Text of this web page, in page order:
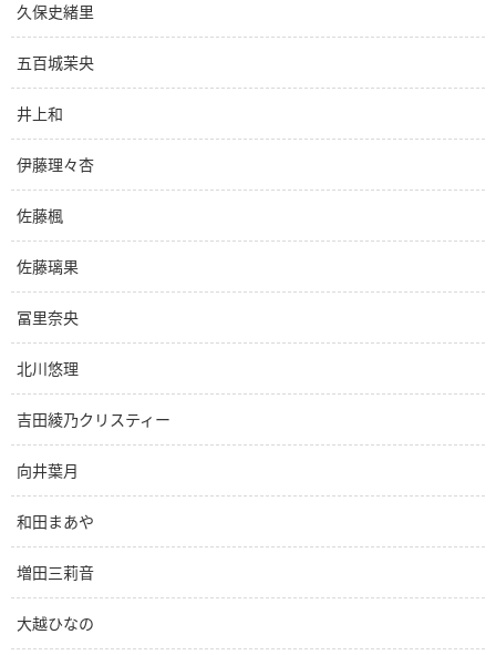
久保史緒里
五百城茉央
井上和
伊藤理々杏
佐藤楓
佐藤璃果
冨里奈央
北川悠理
吉田綾乃クリスティー
向井葉月
和田まあや
増田三莉音
大越ひなの